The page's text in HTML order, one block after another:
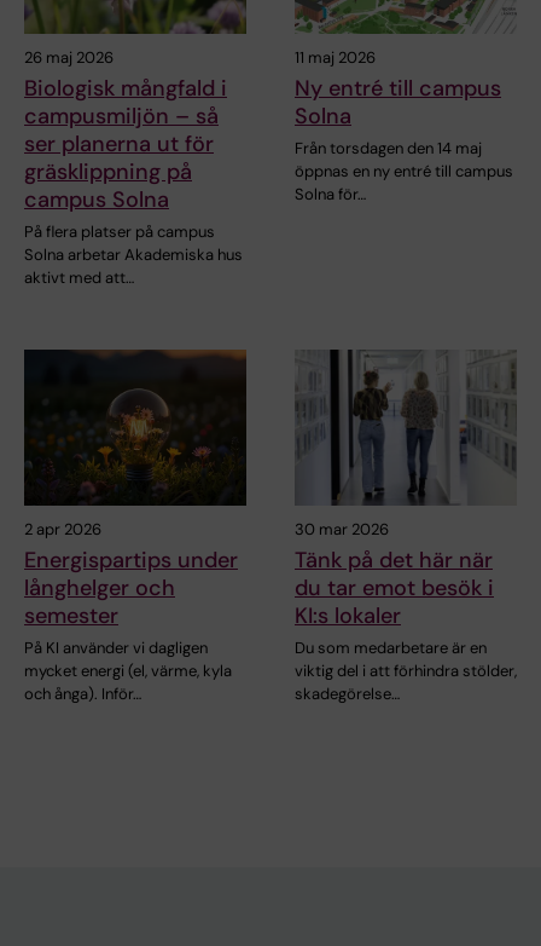
26 maj 2026
Biologisk mångfald i
campusmiljön – så
ser planerna ut för
gräsklippning på
campus Solna
På flera platser på campus
Solna arbetar Akademiska hus
aktivt med att…
11 maj 2026
Ny entré till campus
Solna
Från torsdagen den 14 maj
öppnas en ny entré till campus
Solna för…
2 apr 2026
Energispartips under
långhelger och
semester
På KI använder vi dagligen
mycket energi (el, värme, kyla
och ånga). Inför…
30 mar 2026
Tänk på det här när
du tar emot besök i
KI:s lokaler
Du som medarbetare är en
viktig del i att förhindra stölder,
skadegörelse…